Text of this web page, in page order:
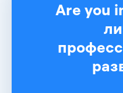
Are you